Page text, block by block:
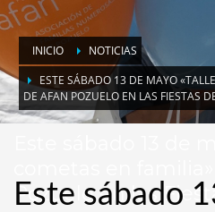
INICIO
NOTICIAS
ESTE SÁBADO 13 DE MAYO
DE AFAN POZUELO EN LAS FIESTAS
Pozuelo en las
Este sábado